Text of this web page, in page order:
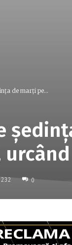
de marţi pe...
232 0